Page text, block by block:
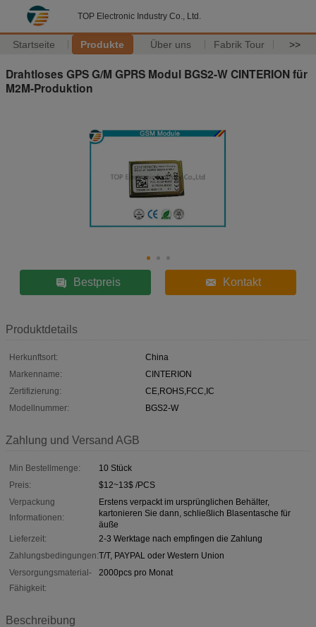
TOP Electronic Industry Co., Ltd.
Startseite Produkte Über uns Fabrik Tour >>
Drahtloses GPS G/M GPRS Modul BGS2-W CINTERION für
M2M-Produktion
Bestpreis Kontakt
Produktdetails
Herkunftsort:
China
Markenname:
CINTERION
Zertifizierung:
CE,ROHS,FCC,IC
Modellnummer:
BGS2-W
Zahlung und Versand AGB
Min Bestellmenge:
10 Stück
Preis:
$12~13$ /PCS
Verpackung
Informationen:
Erstens verpackt im ursprünglichen Behälter,
kartonieren Sie dann, schließlich Blasentasche für
äuße
Lieferzeit:
2-3 Werktage nach empfingen die Zahlung
Zahlungsbedingungen:T/T, PAYPAL oder Western Union
Versorgungsmaterial-
Fähigkeit:
2000pcs pro Monat
Beschreibung